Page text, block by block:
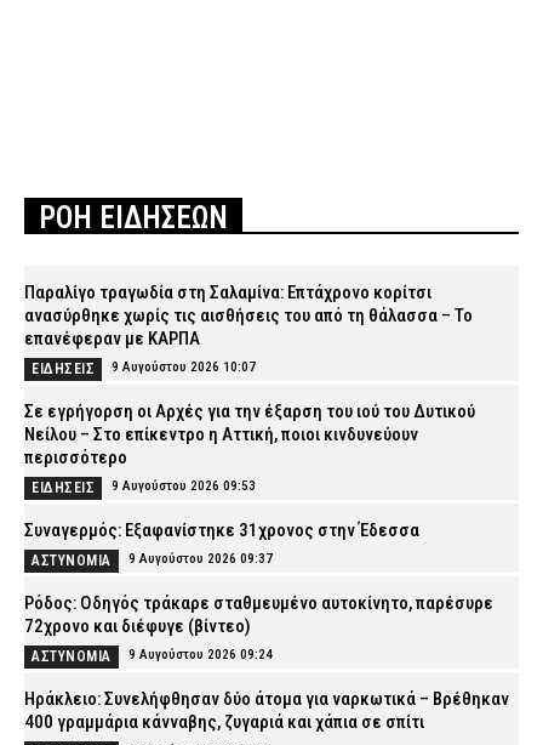
ΡΟΗ ΕΙΔΗΣΕΩΝ
Παραλίγο τραγωδία στη Σαλαμίνα: Επτάχρονο κορίτσι
ανασύρθηκε χωρίς τις αισθήσεις του από τη θάλασσα – Το
επανέφεραν με ΚΑΡΠΑ
ΕΙΔΗΣΕΙΣ 9 Αυγούστου 2026 10:07
Σε εγρήγορση οι Αρχές για την έξαρση του ιού του Δυτικού
Νείλου – Στο επίκεντρο η Αττική, ποιοι κινδυνεύουν
περισσότερο
ΕΙΔΗΣΕΙΣ 9 Αυγούστου 2026 09:53
Συναγερμός: Εξαφανίστηκε 31χρονος στην Έδεσσα
ΑΣΤΥΝΟΜΙΑ 9 Αυγούστου 2026 09:37
Ρόδος: Οδηγός τράκαρε σταθμευμένο αυτοκίνητο, παρέσυρε
72χρονο και διέφυγε (βίντεο)
ΑΣΤΥΝΟΜΙΑ 9 Αυγούστου 2026 09:24
Ηράκλειο: Συνελήφθησαν δύο άτομα για ναρκωτικά – Βρέθηκαν
400 γραμμάρια κάνναβης, ζυγαριά και χάπια σε σπίτι